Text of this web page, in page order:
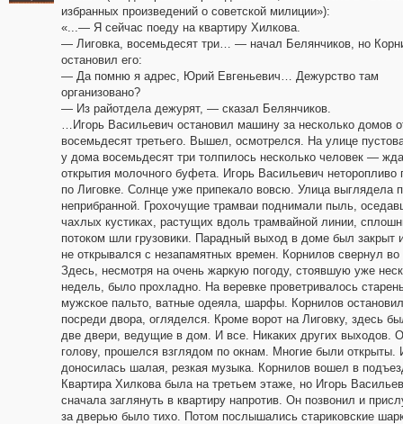
избранных произведений о советской милиции»):
«...— Я сейчас поеду на квартиру Хилкова.
— Лиговка, восемьдесят три… — начал Белянчиков, но
остановил его:
— Да помню я адрес, Юрий Евгеньевич… Дежурство там
организовано?
— Из райотдела дежурят, — сказал Белянчиков.
…Игорь Васильевич остановил машину за несколько домов
восемьдесят третьего. Вышел, осмотрелся. На улице
у дома восемьдесят три толпилось несколько человек —
открытия молочного буфета. Игорь Васильевич неторопливо
по Лиговке. Солнце уже припекало вовсю. Улица выглядела
неприбранной. Грохочущие трамваи поднимали пыль,
чахлых кустиках, растущих вдоль трамвайной линии,
потоком шли грузовики. Парадный выход в доме был закрыт
не открывался с незапамятных времен. Корнилов свернул во
Здесь, несмотря на очень жаркую погоду, стоявшую уже
недель, было прохладно. На веревке проветривалось
мужское пальто, ватные одеяла, шарфы. Корнилов
посреди двора, огляделся. Кроме ворот на Лиговку, здесь
две двери, ведущие в дом. И все. Никаких других выходов.
голову, прошелся взглядом по окнам. Многие были открыты.
доносилась шалая, резкая музыка. Корнилов вошел в
Квартира Хилкова была на третьем этаже, но Игорь
сначала заглянуть в квартиру напротив. Он позвонил и
за дверью было тихо. Потом послышались стариковские